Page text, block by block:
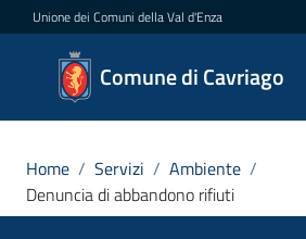
Vai al contenuto
Vai alla navigazione
Vai al footer
Unione dei Comuni della Val d'Enza
Comune di Cavriago
Comune
di
Home / Servizi / Ambiente /
Denuncia di abbandono rifiuti